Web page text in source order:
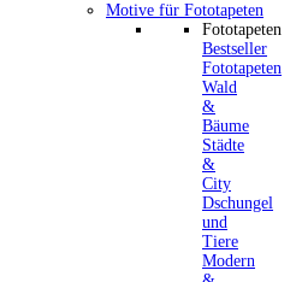
Motive für Fototapeten
Fototapeten
Bestseller
Fototapeten
Wald
&
Bäume
Städte
&
City
Dschungel
und
Tiere
Modern